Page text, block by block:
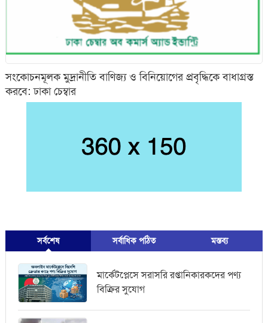
সংকোচনমূলক মুদ্রানীতি বাণিজ্য ও বিনিয়োগের প্রবৃদ্ধিকে বাধাগ্রস্ত
করবে: ঢাকা চেম্বার
সর্বশেষ সর্বাধিক পঠিত মস্তব্য
মার্কেটপ্লেসে সরাসরি রপ্তানিকারকদের পণ্য
বিক্রির সুযোগ